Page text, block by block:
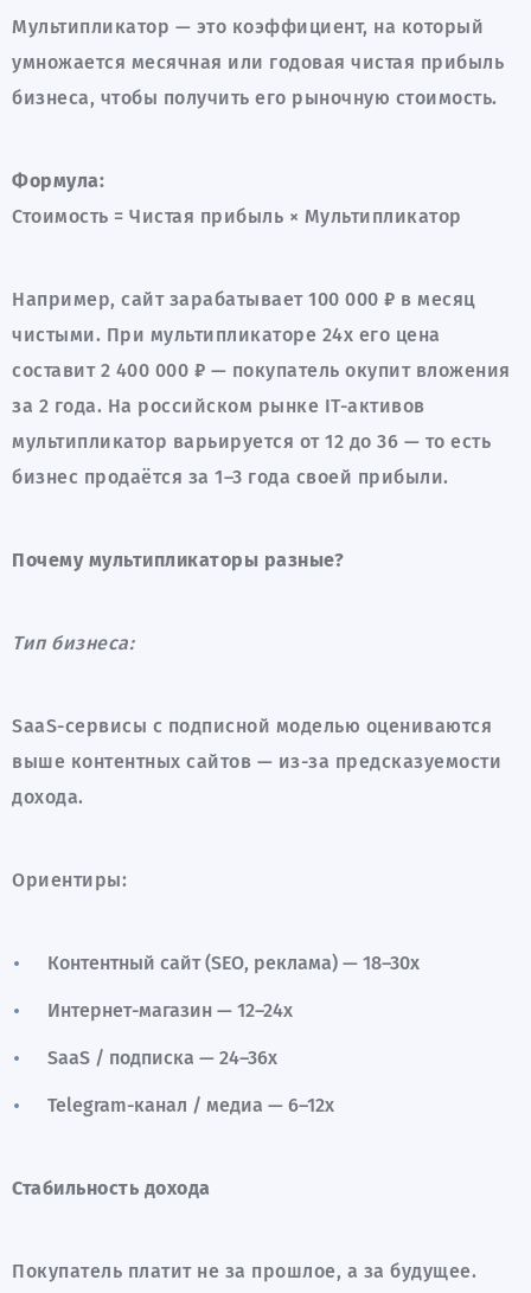
Мультипликатор — это коэффициент, на который
умножается месячная или годовая чистая прибыль
бизнеса, чтобы получить его рыночную стоимость.
Формула:
Стоимость = Чистая прибыль × Мультипликатор
Например, сайт зарабатывает 100 000 ₽ в месяц
чистыми. При мультипликаторе 24x его цена
составит 2 400 000 ₽ — покупатель окупит вложения
за 2 года. На российском рынке IT-активов
мультипликатор варьируется от 12 до 36 — то есть
бизнес продаётся за 1–3 года своей прибыли.
Почему мультипликаторы разные?
Тип бизнеса:
SaaS-сервисы с подписной моделью оцениваются
выше контентных сайтов — из-за предсказуемости
дохода.
Ориентиры:
Контентный сайт (SEO, реклама) — 18–30x
Интернет-магазин — 12–24x
SaaS / подписка — 24–36x
Telegram-канал / медиа — 6–12x
Стабильность дохода
Покупатель платит не за прошлое, а за будущее.